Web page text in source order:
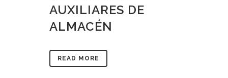
AUXILIARES DE
ALMACÉN
READ MORE